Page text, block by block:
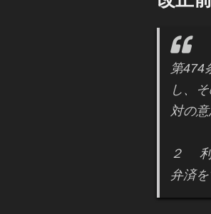
第474
し、
対の
２ 利
弁済を